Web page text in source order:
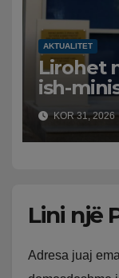
AKTUALITET
Lirohet
ish-
KOR 31, 2026
Lini një
Adresa juaj